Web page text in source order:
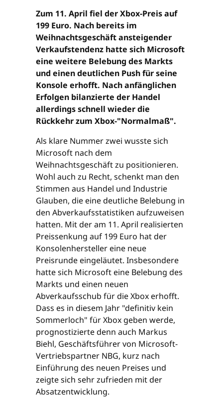
Zum 11. April fiel der Xbox-Preis auf
199 Euro. Nach bereits im
Weihnachtsgeschäft ansteigender
Verkaufstendenz hatte sich Microsoft
eine weitere Belebung des Markts
und einen deutlichen Push für seine
Konsole erhofft. Nach anfänglichen
Erfolgen bilanzierte der Handel
allerdings schnell wieder die
Rückkehr zum Xbox-"Normalmaß".
Als klare Nummer zwei wusste sich
Microsoft nach dem
Weihnachtsgeschäft zu positionieren.
Wohl auch zu Recht, schenkt man den
Stimmen aus Handel und Industrie
Glauben, die eine deutliche Belebung in
den Abverkaufsstatistiken aufzuweisen
hatten. Mit der am 11. April realisierten
Preissenkung auf 199 Euro hat der
Konsolenhersteller eine neue
Preisrunde eingeläutet. Insbesondere
hatte sich Microsoft eine Belebung des
Markts und einen neuen
Abverkaufsschub für die Xbox erhofft.
Dass es in diesem Jahr "definitiv kein
Sommerloch" für Xbox geben werde,
prognostizierte denn auch Markus
Biehl, Geschäftsführer von Microsoft-
Vertriebspartner NBG, kurz nach
Einführung des neuen Preises und
zeigte sich sehr zufrieden mit der
Absatzentwicklung.